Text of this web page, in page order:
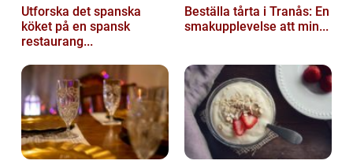
Utforska det spanska
köket på en spansk
restaurang...
Beställa tårta i Tranås: En
smakupplevelse att min...